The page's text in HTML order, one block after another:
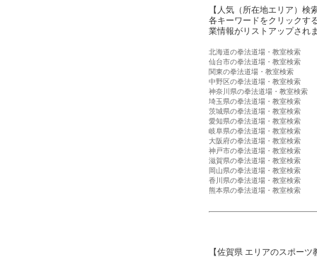
【人気（所在地エリア）検
各キーワードをクリックす
業情報がリストアップされ
北海道の拳法道場・教室検索
仙台市の拳法道場・教室検索
関東の拳法道場・教室検索
中野区の拳法道場・教室検索
神奈川県の拳法道場・教室検索
埼玉県の拳法道場・教室検索
茨城県の拳法道場・教室検索
愛知県の拳法道場・教室検索
岐阜県の拳法道場・教室検索
大阪府の拳法道場・教室検索
神戸市の拳法道場・教室検索
滋賀県の拳法道場・教室検索
岡山県の拳法道場・教室検索
香川県の拳法道場・教室検索
熊本県の拳法道場・教室検索
【佐賀県 エリアのスポー